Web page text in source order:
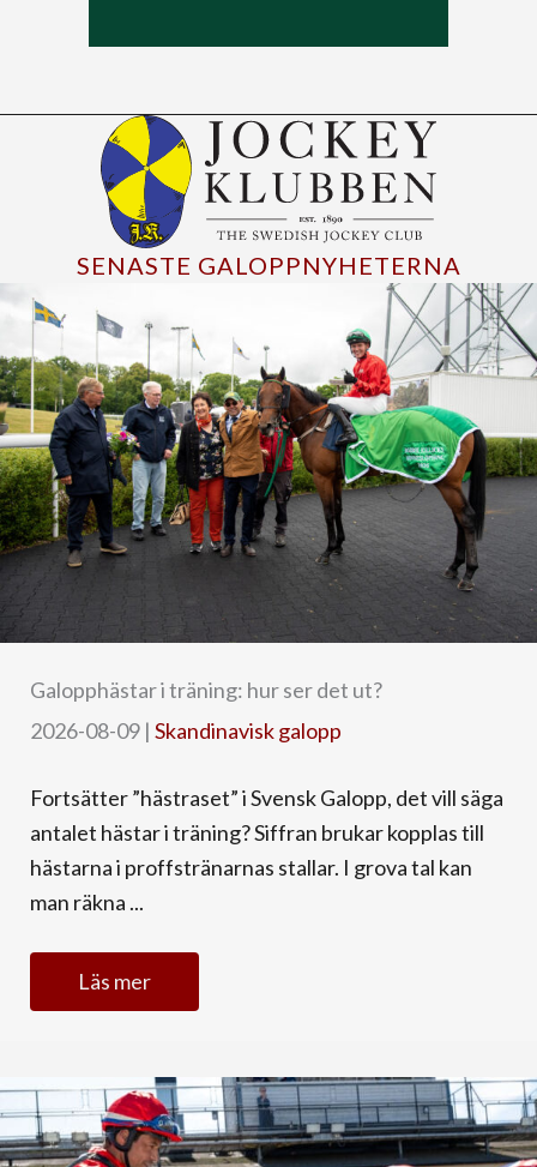
SENASTE GALOPPNYHETERNA
Galopphästar i träning: hur ser det ut?
2026-08-09 | Skandinavisk galopp
Fortsätter ”hästraset” i Svensk Galopp, det vill säga
antalet hästar i träning? Siffran brukar kopplas till
hästarna i proffstränarnas stallar. I grova tal kan
man räkna ...
Läs mer